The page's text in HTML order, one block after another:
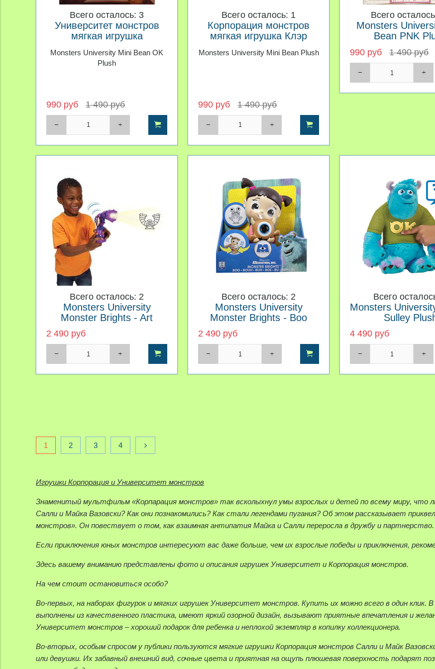
Всего осталось: 3
Университет монстров
мягкая игрушка
Monsters University Mini Bean OK
Plush
990 руб 1 490 руб
Всего осталось: 1
Корпорация монстров
мягкая игрушка Клэр
Monsters University Mini Bean Plush
990 руб 1 490 руб
Всего
Monsters
Bean PNK
990 руб 1 490 руб
Всего осталось: 2
Monsters University
Monster Brights - Art
2 490 руб
Всего осталось: 2
Monsters University
Monster Brights - Boo
2 490 руб
Всего
Monsters
Sulley
4 490 руб
1 2 3 4
Игрушки Корпорация и Университет монстров
Знаменитый мультфильм «Корпарация монстров» так всколыхнул умы взрослых и детей по всему миру, что
Салли и Майка Вазовски? Как они познакомились? Как стали легендами пугания? Об этом рассказывает
монстров». Он повествует о том, как взаимная антипатия Майка и Салли переросла в дружбу и партнерство.
Если приключения юных монстров интересуют вас даже больше, чем их взрослые победы и приключения,
Здесь вашему вниманию представлены фото и описания игрушек Университет и Корпорация монстров.
На чем стоит остановиться особо?
Во-первых, на наборах фигурок и мягких игрушек Университет монстров. Купить их можно всего в один
выполнены из качественного пластика, имеют яркий озорной дизайн, вызывают приятные впечатления и
Университет монстров – хороший подарок для ребенка и неплохой экземпляр в копилку коллекционера.
Во-вторых, особым спросом у публики пользуются мягкие игрушки Корпорация монстров Салли и Майк
или девушки. Их забавный внешний вид, сочные цвета и приятная на ощупь плюшевая поверхность подарят